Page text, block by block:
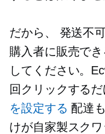
だから、 発送不
購入者に販売で
してください。
回クリックする
を設定する 配達
けが自家製スク